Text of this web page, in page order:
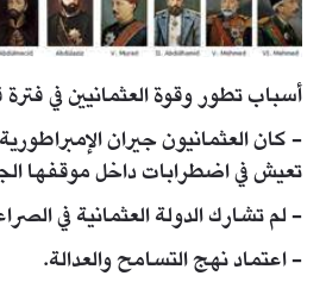
أسباب تطور وقوة العثمانيين في
- كان العثمانيون جيران
تعيش في اضطرابات داخل موقفها
- لم تشارك الدولة العثمانية في
- اعتماد نهج التسامح والعدالة.